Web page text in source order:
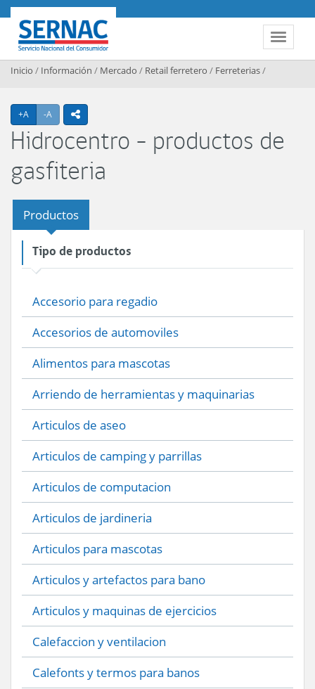
Contenido principal
Toggle
SERNAC
Inicio / Información / Mercado / Retail ferretero / Ferreterias/
+A Agrandar texto
-A Achicar textoicono compartir
Hidrocentro - productos de
gasfiteria
Productos
Tipo de productos
Accesorio para regadio
Accesorios de automoviles
Alimentos para mascotas
Arriendo de herramientas y maquinarias
Articulos de aseo
Articulos de camping y parrillas
Articulos de computacion
Articulos de jardineria
Articulos para mascotas
Articulos y artefactos para bano
Articulos y maquinas de ejercicios
Calefaccion y ventilacion
Calefonts y termos para banos